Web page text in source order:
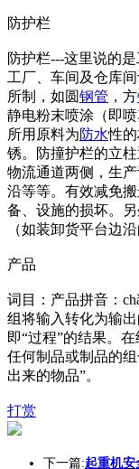
防护栏
防护栏---这里说的
工厂、车间及仓库
所制，如圆钢管 ，方
静电粉末喷涂（即
所用原料为防水性
锈。防撞护栏的立
物流通道两侧，生
沿等等。有效减免
备、设施的损坏。
（如装卸货平台边
产品
词目：产品拼音：
组将输入转化为输
即“过程”的结果。
任何制品或制品的
出来的物品”。
打赏
下一篇:起重机